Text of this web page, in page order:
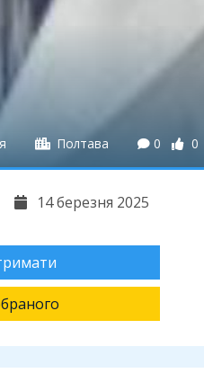
Полтава 0 0
14 березня 2025